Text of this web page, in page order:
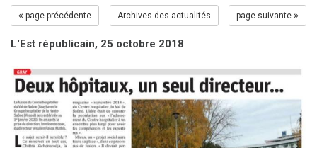
page précédente Archives des actualités page suivante
L'Est républicain, 25 octobre 2018